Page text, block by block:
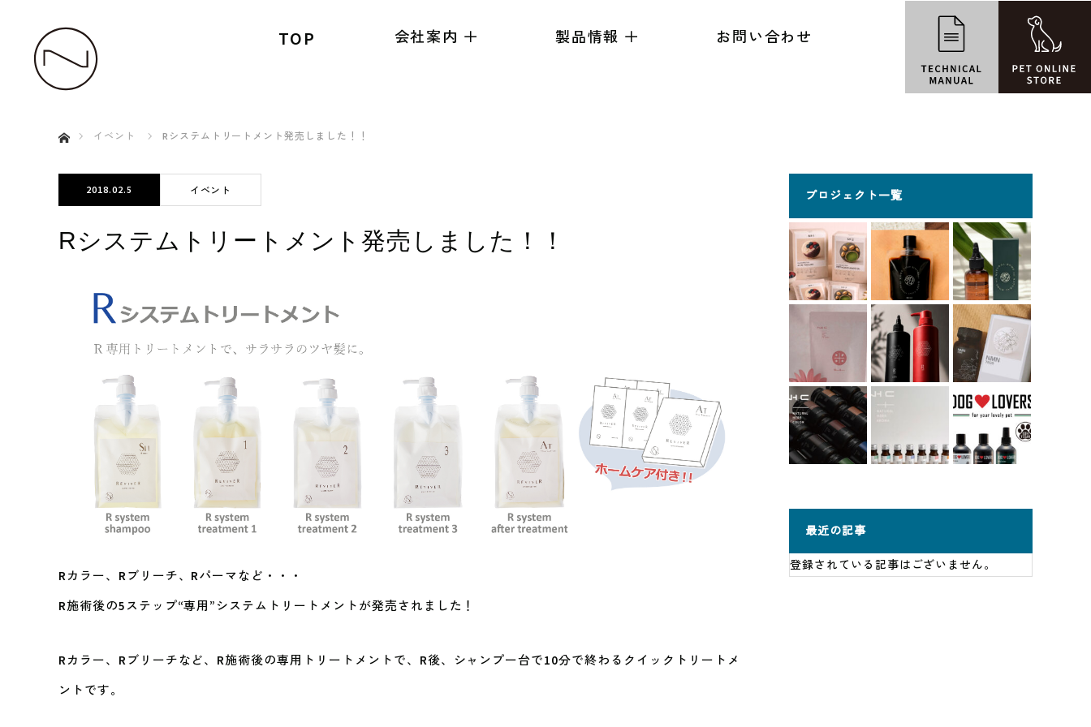
TOP 会社案内 製品情報 お問い合わせ
イベント
Rシステムトリートメント発売しました！！
2018.02.5 イベント
Rシステムトリートメント発売しました！！
Rカラー、Rブリーチ、Rパーマなど・・・
R施術後の5ステップ“専用”システムトリートメントが発売されました！
Rカラー、Rブリーチなど、R施術後の専用トリートメントで、R後、シャンプー台で10分で終わるクイックトリートメ
ントです。
プロジェクト一覧
最近の記事
登録されている記事はございません。